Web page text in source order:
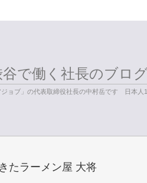
で働く社長のブロ
ョブ」の代表取締役社長の中村岳です 日本
たラーメン屋 大将